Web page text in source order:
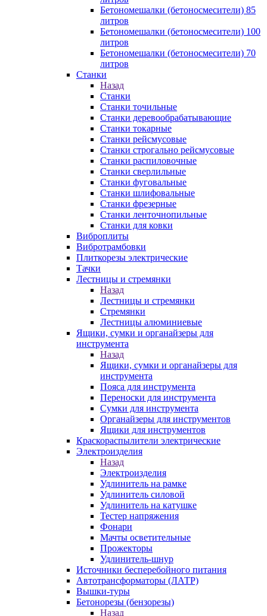
Бетономешалки (бетоносмесители) 85
литров
Бетономешалки (бетоносмесители) 100
литров
Бетономешалки (бетоносмесители) 70
литров
Станки
Назад
Станки
Станки точильные
Станки деревообрабатывающие
Станки токарные
Станки рейсмусовые
Станки строгально рейсмусовые
Станки распиловочные
Станки сверлильные
Станки фуговальные
Станки шлифовальные
Станки фрезерные
Станки ленточнопильные
Станки для ковки
Виброплиты
Вибротрамбовки
Плиткорезы электрические
Тачки
Лестницы и стремянки
Назад
Лестницы и стремянки
Стремянки
Лестницы алюминиевые
Ящики, сумки и органайзеры для
инструмента
Назад
Ящики, сумки и органайзеры для
инструмента
Пояса для инструмента
Переноски для инструмента
Сумки для инструмента
Органайзеры для инструментов
Ящики для инструментов
Краскораспылители электрические
Электроизделия
Назад
Электроизделия
Удлинитель на рамке
Удлинитель силовой
Удлинитель на катушке
Тестер напряжения
Фонари
Мачты осветительные
Прожекторы
Удлинитель-шнур
Источники бесперебойного питания
Автотрансформаторы (ЛАТР)
Вышки-туры
Бетонорезы (бензорезы)
Назад